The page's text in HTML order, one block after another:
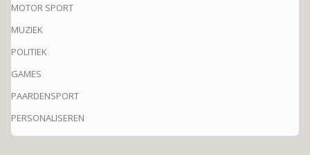
MOTOR SPORT
MUZIEK
POLITIEK
GAMES
PAARDENSPORT
PERSONALISEREN